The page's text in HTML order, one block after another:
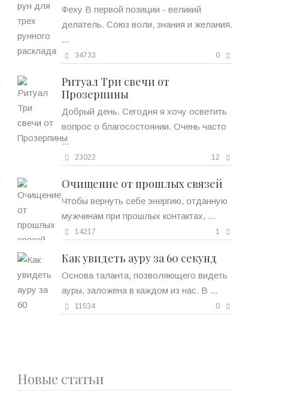
Феху В первой позиции - великий
делатель. Союз воли, знания и желания.
...
34733 0
Ритуал Три свечи от
Прозерпины
Добрый день. Сегодня я хочу осветить
вопрос о благосостоянии. Очень часто
...
23022 12
Очищение от прошлых связей
Чтобы вернуть себе энергию, отданную
мужчинам при прошлых контактах, ...
14217 1
Как увидеть ауру за 60 секунд
Основа таланта, позволяющего видеть
ауры, заложена в каждом из нас. В ...
11534 0
Новые статьи